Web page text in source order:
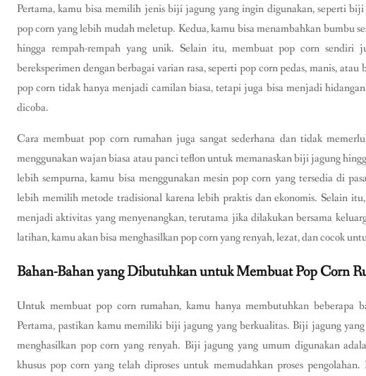
Pertama, kamu bisa memilih jenis biji jagung yang ingin digunakan, seperti
pop corn yang lebih mudah meletup. Kedua, kamu bisa menambahkan bumbu
hingga rempah-rempah yang unik. Selain itu, membuat pop corn sendiri
bereksperimen dengan berbagai varian rasa, seperti pop corn pedas, manis,
pop corn tidak hanya menjadi camilan biasa, tetapi juga bisa menjadi
dicoba.
Cara membuat pop corn rumahan juga sangat sederhana dan tidak
menggunakan wajan biasa atau panci teflon untuk memanaskan biji jagung
lebih sempurna, kamu bisa menggunakan mesin pop corn yang tersedia di
lebih memilih metode tradisional karena lebih praktis dan ekonomis. Selain
menjadi aktivitas yang menyenangkan, terutama jika dilakukan bersama
latihan, kamu akan bisa menghasilkan pop corn yang renyah, lezat, dan cocok
Bahan-Bahan yang Dibutuhkan untuk Membuat Pop Corn
Untuk membuat pop corn rumahan, kamu hanya membutuhkan beberapa
Pertama, pastikan kamu memiliki biji jagung yang berkualitas. Biji jagung
menghasilkan pop corn yang renyah. Biji jagung yang umum digunakan
khusus pop corn yang telah diproses untuk memudahkan proses